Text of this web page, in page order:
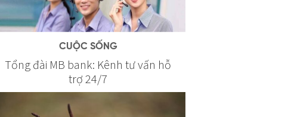
CUỘC SỐNG
Tổng đài MB bank: Kênh tư vấn hỗ
trợ 24/7